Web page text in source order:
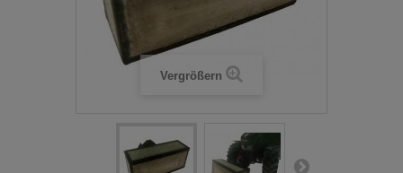
Vergrößern